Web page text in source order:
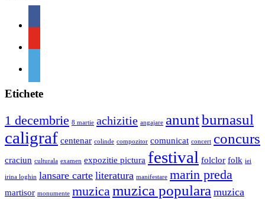
Etichete
1 decembrie 8 martie achizitie angajare anuntburnasul
caligraf centenar colinde compozitor comunicat concert concurs
craciun culturala examen expozitie pictura festival folclor folk iei
irina loghin lansare carte literatura manifestare marin preda
martisor monumente muzica muzica populara muzica